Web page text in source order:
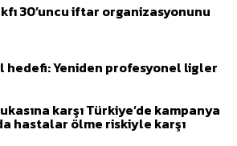
30’uncu iftar organizasyonunu
hedefi: Yeniden profesyonel ligler
karşı Türkiye’de kampanya
hastalar ölme riskiyle karşı